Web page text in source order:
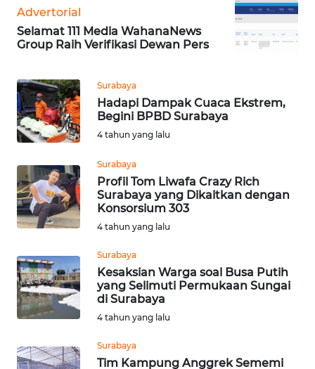
Advertorial
Selamat 111 Media WahanaNews
Group Raih Verifikasi Dewan Pers
Surabaya
Hadapi Dampak Cuaca Ekstrem,
Begini BPBD Surabaya
4 tahun yang lalu
Surabaya
Profil Tom Liwafa Crazy Rich
Surabaya yang Dikaitkan dengan
Konsorsium 303
4 tahun yang lalu
Surabaya
Kesaksian Warga soal Busa Putih
yang Selimuti Permukaan Sungai
di Surabaya
4 tahun yang lalu
Surabaya
Tim Kampung Anggrek Sememi
Wahana
News
WN
SUMUT
JAKARTA
WN
JABAR
BANTEN
WN
NTT
WN